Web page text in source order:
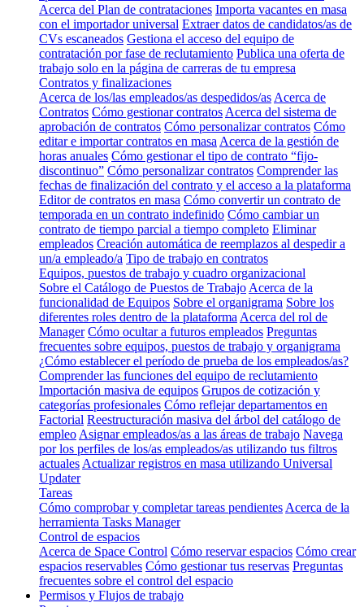
Acerca del Plan de contrataciones Importa vacantes en masa
con el importador universal Extraer datos de candidatos/as de
CVs escaneados Gestiona el acceso del equipo de
contratación por fase de reclutamiento Publica una oferta de
trabajo solo en la página de carreras de tu empresa
Contratos y finalizaciones
Acerca de los/las empleados/as despedidos/as Acerca de
Contratos Cómo gestionar contratos Acerca del sistema de
aprobación de contratos Cómo personalizar contratos Cómo
editar e importar contratos en masa Acerca de la gestión de
horas anuales Cómo gestionar el tipo de contrato “fijo-
discontinuo” Cómo personalizar contratos Comprender las
fechas de finalización del contrato y el acceso a la plataforma
Editor de contratos en masa Cómo convertir un contrato de
temporada en un contrato indefinido Cómo cambiar un
contrato de tiempo parcial a tiempo completo Eliminar
empleados Creación automática de reemplazos al despedir a
un/a empleado/a Tipo de trabajo en contratos
Equipos, puestos de trabajo y cuadro organizacional
Sobre el Catálogo de Puestos de Trabajo Acerca de la
funcionalidad de Equipos Sobre el organigrama Sobre los
diferentes roles dentro de la plataforma Acerca del rol de
Manager Cómo ocultar a futuros empleados Preguntas
frecuentes sobre equipos, puestos de trabajo y organigrama
¿Cómo establecer el período de prueba de los empleados/as?
Comprender las funciones del equipo de reclutamiento
Importación masiva de equipos Grupos de cotización y
categorías profesionales Cómo reflejar departamentos en
Factorial Reestructuración masiva del árbol del catálogo de
empleo Asignar empleados/as a las áreas de trabajo Navega
por los perfiles de los/as empleados/as utilizando tus filtros
actuales Actualizar registros en masa utilizando Universal
Updater
Tareas
Cómo comprobar y completar tareas pendientes Acerca de la
herramienta Tasks Manager
Control de espacios
Acerca de Space Control Cómo reservar espacios Cómo crear
espacios reservables Cómo gestionar tus reservas Preguntas
frecuentes sobre el control del espacio
Permisos y Flujos de trabajo